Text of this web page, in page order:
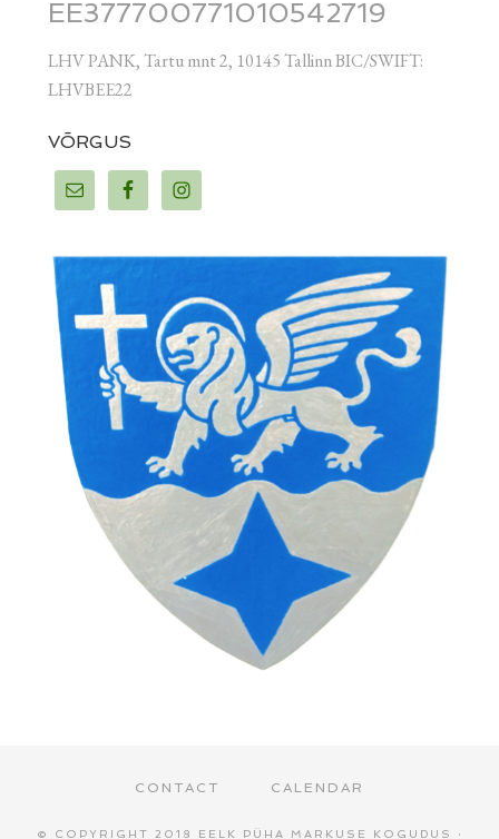
EE377700771010542719
LHV PANK, Tartu mnt 2, 10145 Tallinn BIC/SWIFT:
LHVBEE22
VÕRGUS
CONTACT CALENDAR
© COPYRIGHT 2018 EELK PÜHA MARKUSE KOGUDUS ·